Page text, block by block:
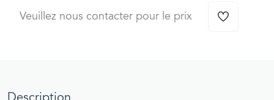
Veuillez nous contacter pour le prix